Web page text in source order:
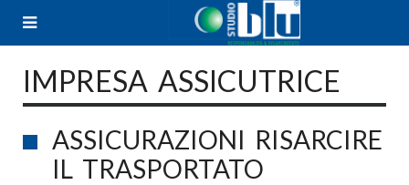
IMPRESA ASSICUTRICE
ASSICURAZIONI RISARCIRE
IL TRASPORTATO